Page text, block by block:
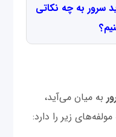
‌سرور به چه نکاتی
به میان می‌آید،
زیر را دارد: